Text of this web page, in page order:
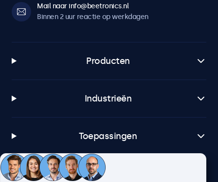
Mail naar info@beetronics.nl
Binnen 2 uur reactie op werkdagen
Producten
Industrieën
Toepassingen
Klantenservice